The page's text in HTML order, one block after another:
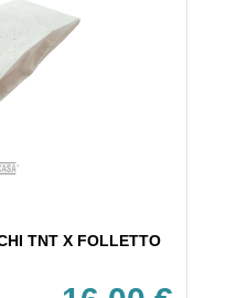
TNT X FOLLETTO